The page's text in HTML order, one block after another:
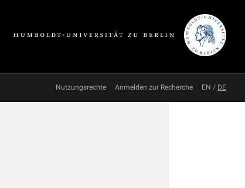
Nutzungsrechte Anmelden zur Recherche EN / DE